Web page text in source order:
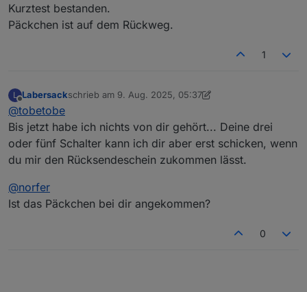
Kurztest bestanden.
Päckchen ist auf dem Rückweg.
1
L
Offline
Labersackschrieb am 9. Aug. 2025, 05:37
zuletzt editiert von Labersack8. Sept. 2025, 07:37
@tobetobe
Bis jetzt habe ich nichts von dir gehört... Deine drei
oder fünf Schalter kann ich dir aber erst schicken, wenn
du mir den Rücksendeschein zukommen lässt.
@norfer
Ist das Päckchen bei dir angekommen?
0